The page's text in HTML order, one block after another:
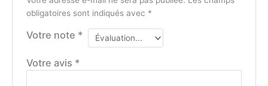
obligatoires sont indiqués avec *
Votre note *
Votre avis *